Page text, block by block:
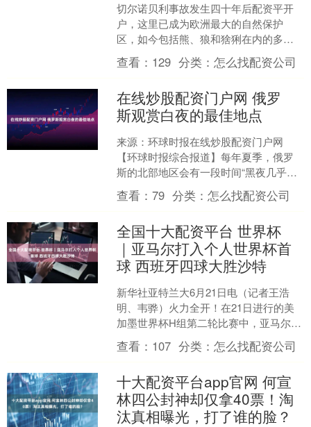
切尔诺贝利事故发生四十年后配资平开
户，这里已成为欧洲最大的自然保护
区，如今包括熊、狼和猞猁在内的多种
濒危物种在这里找到了庇护所。 这里最
引人关注的研究课题之一，....
查看： 129 分类：怎么找配资公司
在线炒股配资门户网 俄罗
斯观赏白夜的最佳地点
来源：环球时报在线炒股配资门户网
【环球时报综合报道】每年夏季，俄罗
斯的北部地区会有一段时间“黑夜几乎消
失”。白夜，是一种出现在高纬度地区的
自然现象，表现为夜晚....
查看：79 分类：怎么找配资公司
全国十大配资平台 世界杯
｜亚马尔打入个人世界杯首
球 西班牙四球大胜沙特
新华社亚特兰大6月21日电（记者王浩
明、韦骅）火力全开！在21日进行的美
加墨世界杯H组第二轮比赛中，亚马尔打
入个人世界杯首粒进球，奥亚萨瓦尔独
中两元，帮助西班牙....
查看： 107 分类：怎么找配资公司
十大配资平台app官网 何宣
林四公封神却仅拿40票！淘
汰真相曝光，打了谁的脸？